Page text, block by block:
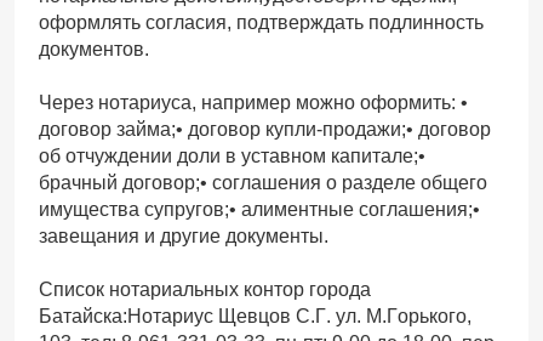
оформлять согласия, подтверждать подлинность
документов.
Через нотариуса, например можно оформить: •
договор займа;• договор купли-продажи;• договор
об отчуждении доли в уставном капитале;•
брачный договор;• соглашения о разделе общего
имущества супругов;• алиментные соглашения;•
завещания и другие документы.
Список нотариальных контор города
Батайска:Нотариус Щевцов С.Г. ул. М.Горького,